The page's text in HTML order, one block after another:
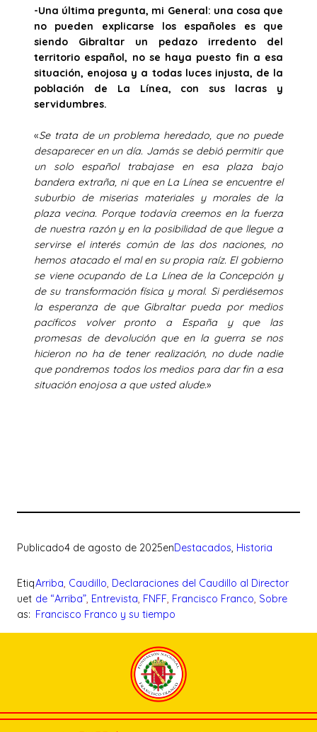
-Una última pregunta, mi General: una cosa que
no pueden explicarse los españoles es que
siendo Gibraltar un pedazo irredento del
territorio español, no se haya puesto fin a esa
situación, enojosa y a todas luces injusta, de la
población de La Línea, con sus lacras y
servidumbres.
«Se trata de un problema heredado, que no puede
desaparecer en un día. Jamás se debió permitir que
un solo español trabajase en esa plaza bajo
bandera extraña, ni que en La Línea se encuentre el
suburbio de miserias materiales y morales de la
plaza vecina. Porque todavía creemos en la fuerza
de nuestra razón y en la posibilidad de que llegue a
servirse el interés común de las dos naciones, no
hemos atacado el mal en su propia raíz. El gobierno
se viene ocupando de La Línea de la Concepción y
de su transformación física y moral. Si perdiésemos
la esperanza de que Gibraltar pueda por medios
pacíficos volver pronto a España y que las
promesas de devolución que en la guerra se nos
hicieron no ha de tener realización, no dude nadie
que pondremos todos los medios para dar fin a esa
situación enojosa a que usted alude.»
Publicado4 de agosto de 2025enDestacados, Historia
Etiq
uet
as:
Arriba, Caudillo, Declaraciones del Caudillo al Director
de “Arriba”, Entrevista, FNFF, Francisco Franco, Sobre
Francisco Franco y su tiempo